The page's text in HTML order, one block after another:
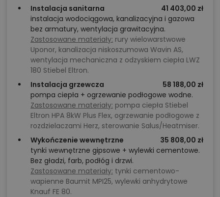
Instalacja sanitarna
41 403,00 zł
instalacja wodociągowa, kanalizacyjna i gazowa
bez armatury, wentylacja grawitacyjna.
Zastosowane materiały: rury wielowarstwowe
Uponor, kanalizacja niskoszumowa Wavin AS,
wentylacja mechaniczna z odzyskiem ciepła LWZ
180 Stiebel Eltron.
Instalacja grzewcza
58 188,00 zł
pompa ciepła + ogrzewanie podłogowe wodne.
Zastosowane materiały: pompa ciepła Stiebel
Eltron HPA 8kW Plus Flex, ogrzewanie podłogowe z
rozdzielaczami Herz, sterowanie Salus/Heatmiser.
Wykończenie wewnętrzne
35 808,00 zł
tynki wewnętrzne gipsowe + wylewki cementowe.
Bez gładzi, farb, podłóg i drzwi.
Zastosowane materiały: tynki cementowo-
wapienne Baumit MPI25, wylewki anhydrytowe
Knauf FE 80.